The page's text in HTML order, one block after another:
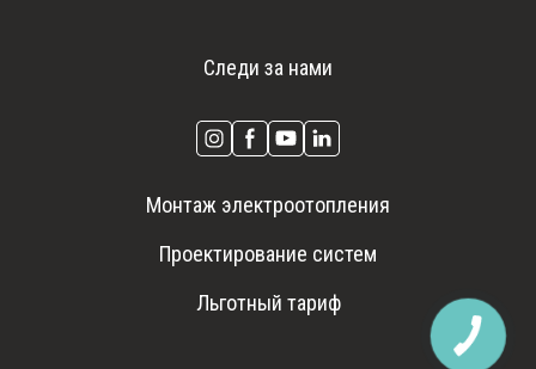
Следи за нами
Монтаж электроотопления
Проектирование систем
Льготный тариф